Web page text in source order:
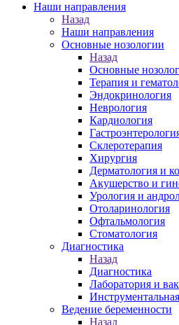
Наши направления
Назад
Наши направления
Основные нозологии
Назад
Основные
Терапия и
Эндокринология
Неврология
Кардиология
Склеротерапия
Хирургия
Дерматология и
Акушерство и
Урология и
Отоларинология
Офтальмология
Стоматология
Диагностика
Назад
Диагностика
Лаборатория и
Ведение беременности
Назад